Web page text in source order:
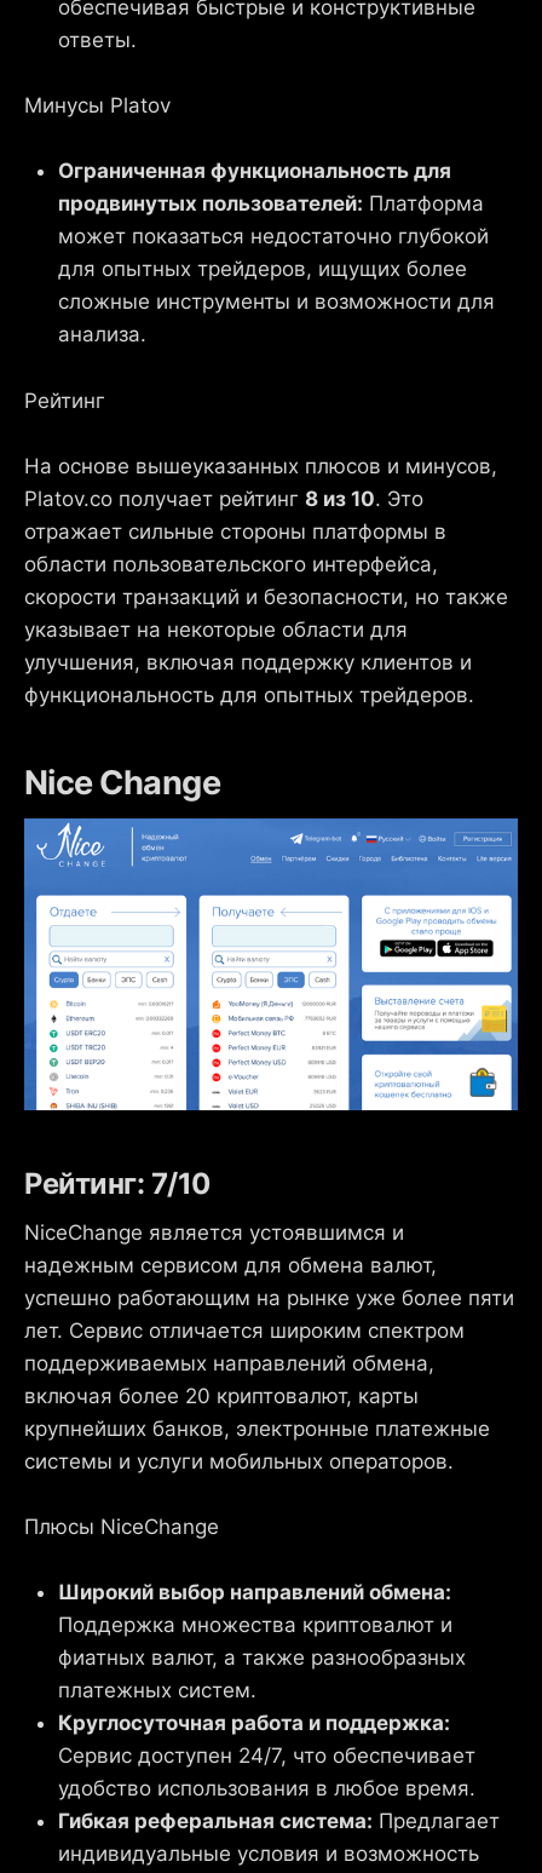
обеспечивая быстрые и конструктивные
ответы.
Минусы Platov
Ограниченная функциональность для
продвинутых пользователей: Платформа
может показаться недостаточно глубокой
для опытных трейдеров, ищущих более
сложные инструменты и возможности для
анализа.
Рейтинг
На основе вышеуказанных плюсов и минусов,
Platov.co получает рейтинг 8 из 10. Это
отражает сильные стороны платформы в
области пользовательского интерфейса,
скорости транзакций и безопасности, но также
указывает на некоторые области для
улучшения, включая поддержку клиентов и
функциональность для опытных трейдеров.
Nice Change
Рейтинг: 7/10
NiceChange является устоявшимся и
надежным сервисом для обмена валют,
успешно работающим на рынке уже более пяти
лет. Сервис отличается широким спектром
поддерживаемых направлений обмена,
включая более 20 криптовалют, карты
крупнейших банков, электронные платежные
системы и услуги мобильных операторов.
Плюсы NiceChange
Широкий выбор направлений обмена:
Поддержка множества криптовалют и
фиатных валют, а также разнообразных
платежных систем.
Круглосуточная работа и поддержка:
Сервис доступен 24/7, что обеспечивает
удобство использования в любое время.
Гибкая реферальная система: Предлагает
индивидуальные условия и возможность